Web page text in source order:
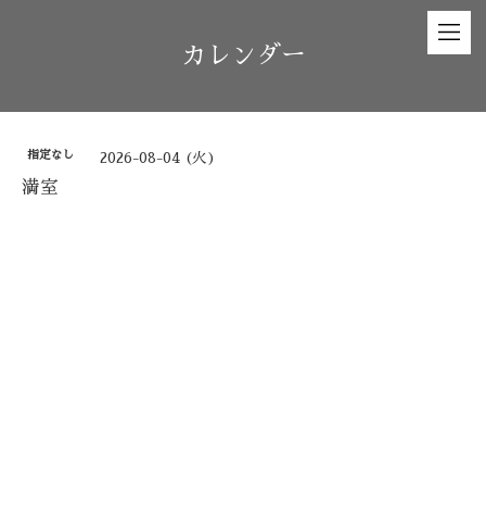
カレンダー
指定なし 2026-08-04 (火)
満室